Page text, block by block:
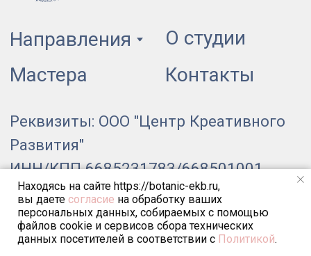
Находясь на сайте https://botanic-ekb.ru,
вы даете согласие на обработку ваших
персональных данных, собираемых с помощью
файлов cookie и сервисов сбора технических
данных посетителей в соответствии с Политикой.